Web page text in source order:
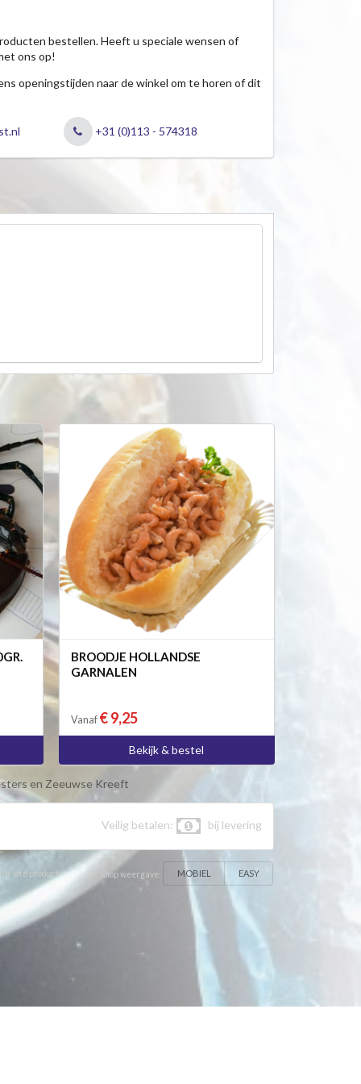
bestellen. Heeft u speciale wensen of
ons op!
openingstijden naar de winkel om te horen of dit
+31 (0)113 - 574318
BROODJE HOLLANDSE
GARNALEN
Vanaf € 9,25
Bekijk & bestel
en Zeeuwse Kreeft
Veilig betalen: bij levering
In-site product Shop weergave: MOBIEL EASY